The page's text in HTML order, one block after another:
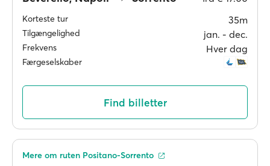
Korteste tur 35m
Tilgængelighed jan. ‐ dec.
Frekvens Hver dag
Færgeselskaber
Find billetter
Mere om ruten Positano-Sorrento